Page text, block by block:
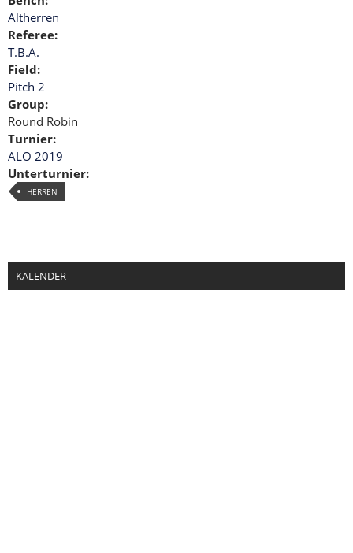
Altherren
Referee:
T.B.A.
Field:
Pitch 2
Group:
Round Robin
Turnier:
ALO 2019
Unterturnier:
HERREN
KALENDER